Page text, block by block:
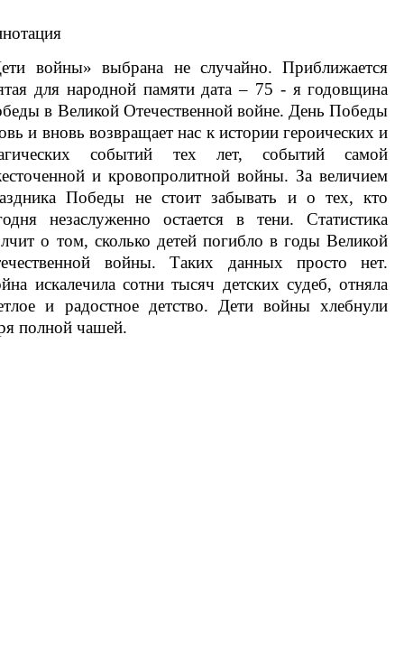
войны» выбрана не случайно. Приближается
для народной памяти дата – 75 - я годовщина
в Великой Отечественной войне. День Победы
и вновь возвращает нас к истории героических и
событий тех лет, событий самой
и кровопролитной войны. За величием
Победы не стоит забывать и о тех, кто
незаслуженно остается в тени. Статистика
о том, сколько детей погибло в годы Великой
войны. Таких данных просто нет.
искалечила сотни тысяч детских судеб, отняла
и радостное детство. Дети войны хлебнули
полной чашей.